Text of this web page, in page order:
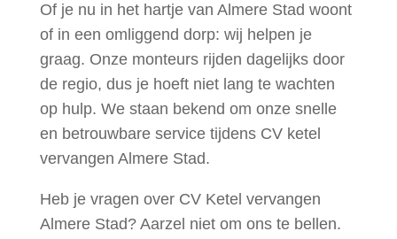
Of je nu in het hartje van Almere Stad woont
of in een omliggend dorp: wij helpen je
graag. Onze monteurs rijden dagelijks door
de regio, dus je hoeft niet lang te wachten
op hulp. We staan bekend om onze snelle
en betrouwbare service tijdens CV ketel
vervangen Almere Stad.
Heb je vragen over CV Ketel vervangen
Almere Stad? Aarzel niet om ons te bellen.